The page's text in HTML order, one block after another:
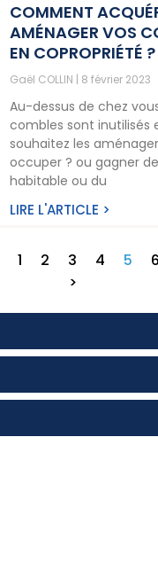
COMMENT
AMÉNAGER VOS
EN COPROPRIÉTÉ ?
Gaël COLLIN 8 février 2023
Au-dessus de chez
combles sont inutilisés
souhaitez les
occuper ? ou gagner
habitable ou du
LIRE L'ARTICLE >
1 2 3 4 5 6
>